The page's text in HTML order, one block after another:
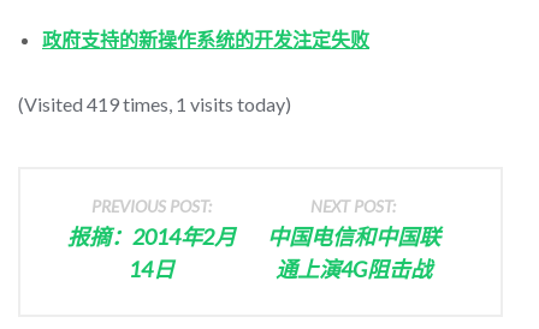
政府支持的新操作系统的开发注定失败
(Visited 419 times, 1 visits today)
PREVIOUS POST:
报摘：2014年2月
14日
NEXT POST:
中国电信和中国联
通上演4G阻击战